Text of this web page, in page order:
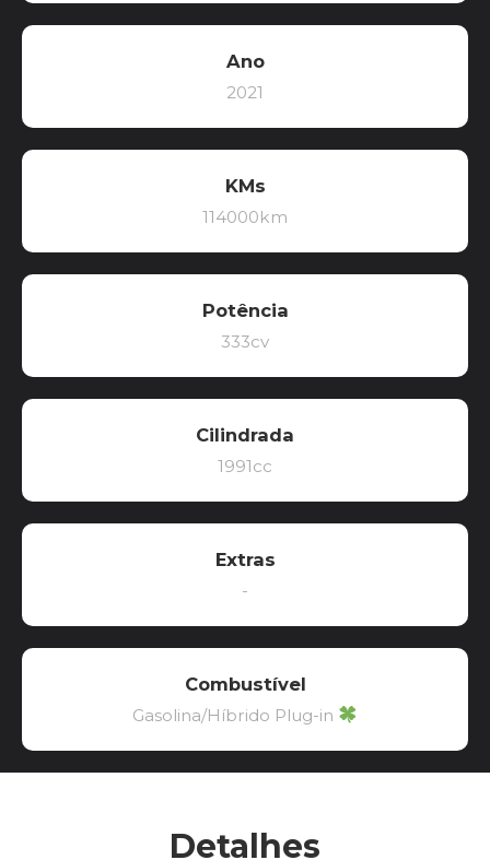
Ano
2021
KMs
114000km
Potência
333cv
Cilindrada
1991cc
Extras
-
Combustível
Gasolina/Híbrido Plug-in
Detalhes